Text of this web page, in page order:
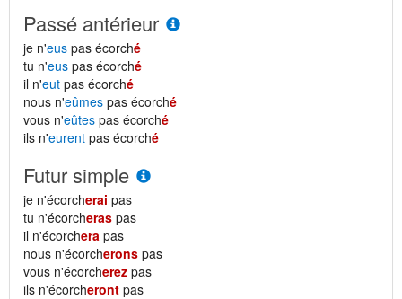
Passé antérieur
je n'eus pas écorché
tu n'eus pas écorché
il n'eut pas écorché
nous n'eûmes pas écorché
vous n'eûtes pas écorché
ils n'eurent pas écorché
Futur simple
je n'écorcherai pas
tu n'écorcheras pas
il n'écorchera pas
nous n'écorcherons pas
vous n'écorcherez pas
ils n'écorcheront pas